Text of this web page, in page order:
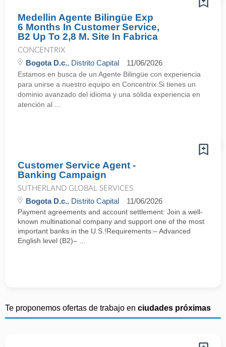
Medellin Agente Bilingüe Exp
6 Months In Customer Service,
B2 Up To 2,8 M. Site In Fabrica
CONCENTRIX
Bogota D.c., Distrito Capital 11/06/2026
Estamos en busca de un Agente Bilingüe con experiencia
para unirse a nuestro equipo en Concentrix.Si tienes un
dominio avanzado del idioma y una sólida experiencia en
atención al ...
Customer Service Agent -
Banking Campaign
SUTHERLAND GLOBAL SERVICES
Bogota D.c., Distrito Capital 11/06/2026
Payment agreements and account settlement: Join a well-
known multinational company and support one of the most
important banks in the U.S.!Requirements:– Advanced
English level (B2)– ...
Te proponemos ofertas de trabajo en ciudades próximas